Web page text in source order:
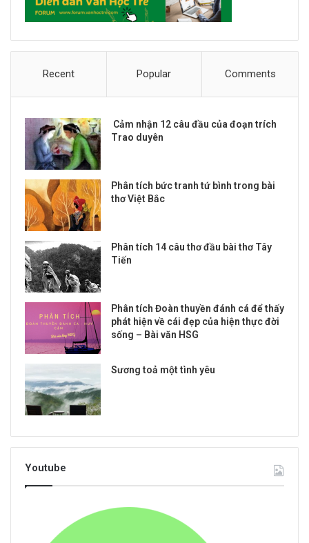
Recent Popular Comments
Cảm nhận 12 câu đầu của đoạn trích
Trao duyên
Phân tích bức tranh tứ bình trong bài
thơ Việt Bắc
Phân tích 14 câu thơ đầu bài thơ Tây
Tiến
Phân tích Đoàn thuyền đánh cá để thấy
phát hiện về cái đẹp của hiện thực đời
sống – Bài văn HSG
Sương toả một tình yêu
Youtube